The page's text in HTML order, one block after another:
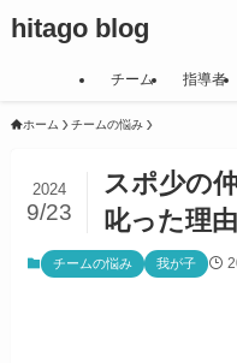
hitago blog
チーム 指導者
ホーム チームの悩み
スポ少の
叱った理由
2024
9/23
チームの悩み 我が子